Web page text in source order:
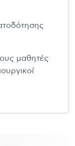
μαθητές